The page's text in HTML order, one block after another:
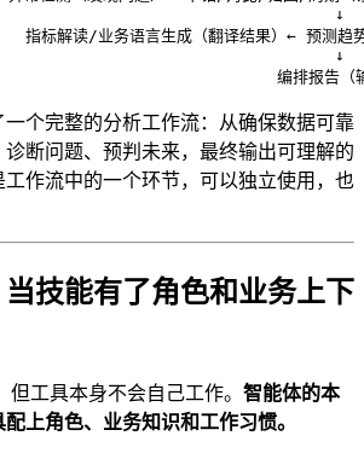
↓
标解读/业务语言生成（翻译结果）← 预测趋
↓
个完整的分析工作流：从确保数据可靠
断问题、预判未来，最终输出可理解的
作流中的一个环节，可以独立使用，也
技能有了角色和业务上下
但工具本身不会自己工作。 智能体的本
上角色、业务知识和工作习惯。